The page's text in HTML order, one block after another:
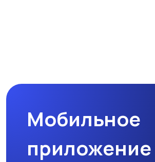
Мобильное
приложение